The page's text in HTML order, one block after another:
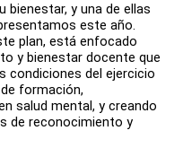
bienestar, y una de ellas
este año.
plan, está enfocado
y bienestar docente que
condiciones del ejercicio
formación,
salud mental, y creando
de reconocimiento y